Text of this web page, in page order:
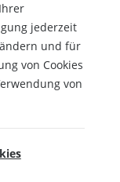
jederzeit
und für
von Cookies
von